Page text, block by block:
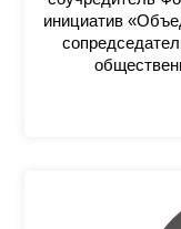
инициатив